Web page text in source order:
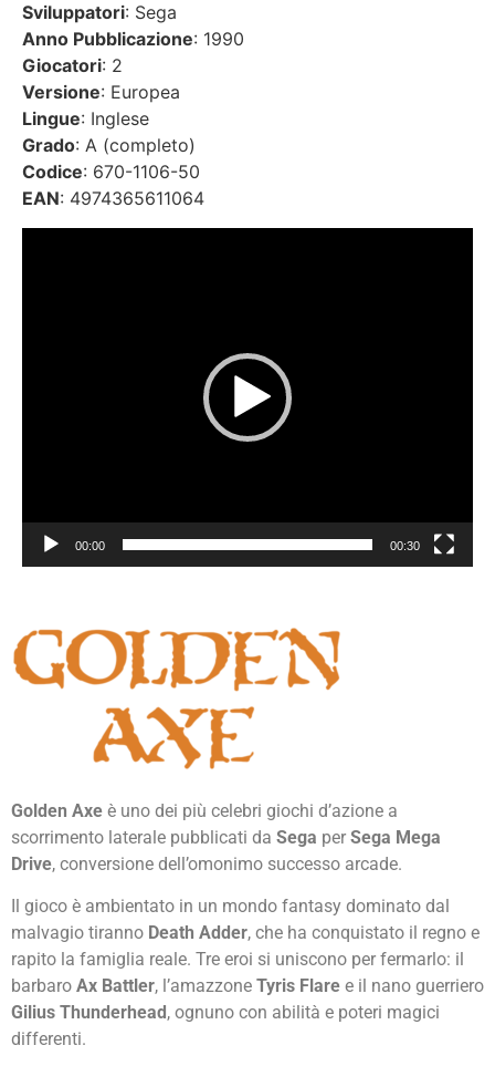
Sviluppatori: Sega
Anno Pubblicazione: 1990
Giocatori: 2
Versione: Europea
Lingue: Inglese
Grado: A (completo)
Codice: 670-1106-50
EAN: 4974365611064
00:00 00:30
Golden Axe è uno dei più celebri giochi d’azione a
scorrimento laterale pubblicati da Sega per Sega Mega
Drive, conversione dell’omonimo successo arcade.
Il gioco è ambientato in un mondo fantasy dominato dal
malvagio tiranno Death Adder, che ha conquistato il regno e
rapito la famiglia reale. Tre eroi si uniscono per fermarlo: il
barbaro Ax Battler, l’amazzone Tyris Flare e il nano guerriero
Gilius Thunderhead, ognuno con abilità e poteri magici
differenti.